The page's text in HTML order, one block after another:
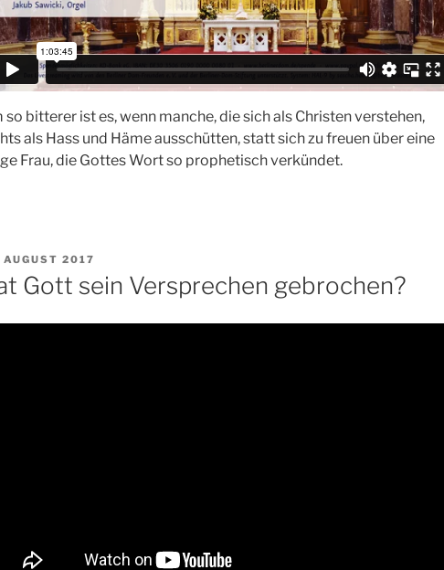
so bitterer ist es, wenn manche, die sich als Christen verstehen,
als Hass und Häme ausschütten, statt sich zu freuen über eine
Frau, die Gottes Wort so prophetisch verkündet.
AUGUST 2017
Gott sein Versprechen gebrochen?